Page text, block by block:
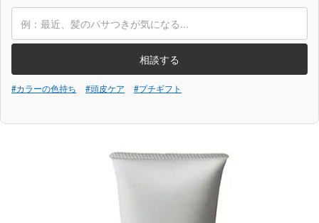
相談する
#カラーの色持ち #頭皮ケア #プチギフト